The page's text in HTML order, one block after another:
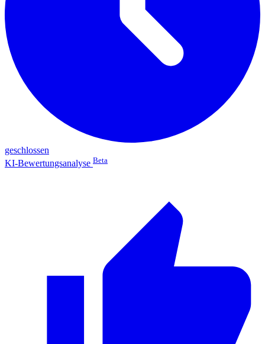
geschlossen
KI-Bewertungsanalyse Beta